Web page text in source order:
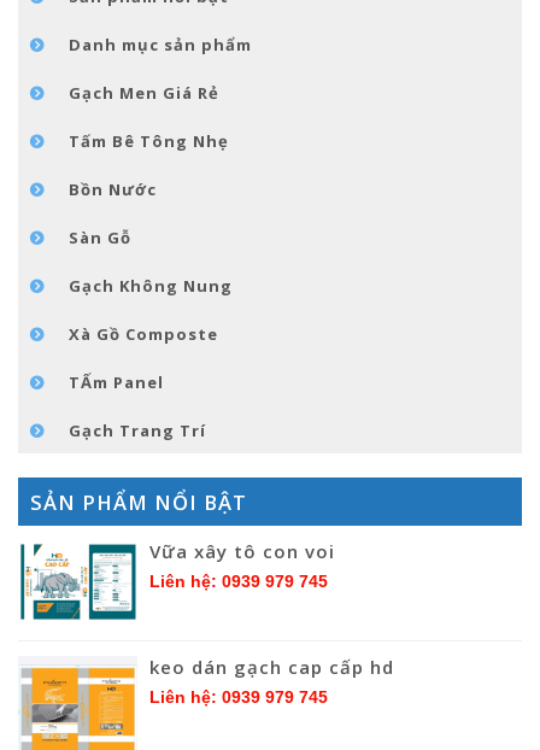
LIÊN HỆDanh mục sản phẩm
Gạch Men Giá Rẻ
Tấm Bê Tông Nhẹ
Bồn Nước
Sàn Gỗ
Gạch Không Nung
Xà Gồ Composte
TẤm Panel
Gạch Trang Trí
SẢN PHẨM NỔI BẬT
Vữa xây tô con voi
Liên hệ: 0939 979 745
keo dán gạch cap cấp hd
Liên hệ: 0939 979 745